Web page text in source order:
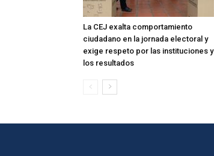
La CEJ exalta comportamiento
ciudadano en la jornada electoral y
exige respeto por las instituciones y
los resultados